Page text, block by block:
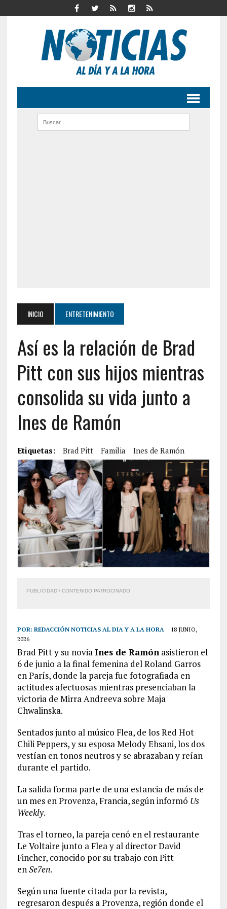
INICIO ENTRETENIMIENTO
Así es la relación de Brad
Pitt con sus hijos mientras
consolida su vida junto a
Ines de Ramón
Etiquetas: Brad Pitt Familia Ines de Ramón
PUBLICIDAD / CONTENIDO PATROCINADO
POR: REDACCIÓN NOTICIAS AL DIA Y A LA HORA
18 JUNIO,
2026
Brad Pitt y su noviaInes de Ramónasistieron el
6 de junio a la final femenina del Roland Garros
en París, donde la pareja fue fotografiada en
actitudes afectuosas mientras presenciaban la
victoria de Mirra Andreeva sobre Maja
Chwalinska.
Sentados junto al músico Flea, de los Red Hot
Chili Peppers, y su esposa Melody Ehsani, los dos
vestían en tonos neutros y se abrazaban y reían
durante el partido.
La salida forma parte de una estancia de más de
un mes en Provenza, Francia, según informó Us
Weekly.
Tras el torneo, la pareja cenó en el restaurante
Le Voltaire junto a Flea y al director David
Fincher, conocido por su trabajo con Pitt
enSe7en.
Según una fuente citada por la revista,
regresaron después a Provenza, región donde el